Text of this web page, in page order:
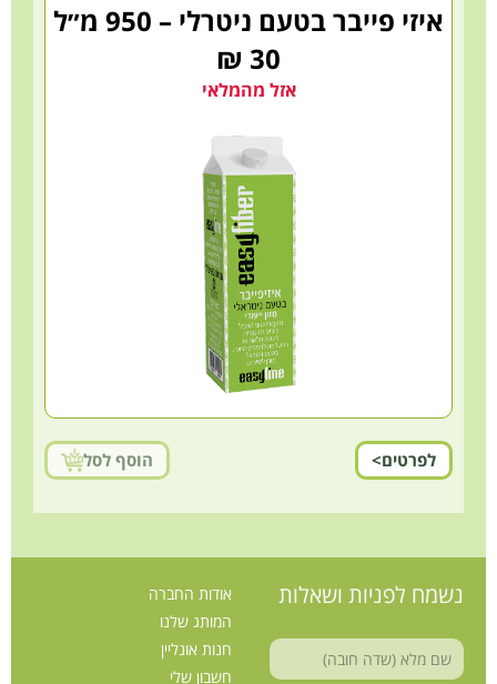
איזי פייבר בטעם ניטרלי – 950 מ״ל
30 ₪
אזל מהמלאי
לפרטים> הוסף לסל
נשמח לפניות ושאלות
אודות החברה
המותג שלנו
חנות אונליין
חשבון שלי